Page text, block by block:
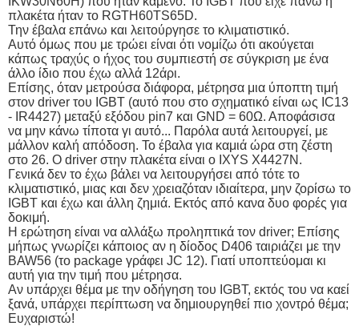
πλακέτα ήταν το RGTH60TS65D.
Την έβαλα επάνω και λειτούργησε το κλιματιστικό.
Αυτό όμως που με τρώει είναι ότι νομίζω ότι ακούγεται
κάπως τραχύς ο ήχος του συμπιεστή σε σύγκριση με ένα
άλλο ίδιο που έχω αλλά 12άρι.
Επίσης, όταν μετρούσα διάφορα, μέτρησα μια ύποπτη τιμή
στον driver του IGBT (αυτό που στο σχηματικό είναι ως IC13
- IR4427) μεταξύ εξόδου pin7 και GND = 60Ω. Αποφάσισα
να μην κάνω τίποτα γι αυτό... Παρόλα αυτά λειτουργεί, με
μάλλον καλή απόδοση. Το έβαλα για καμιά ώρα στη ζέστη
στο 26. Ο driver στην πλακέτα είναι ο IXYS X4427N.
Γενικά δεν το έχω βάλει να λειτουργήσει από τότε το
κλιματιστικό, μιας και δεν χρειαζόταν ιδιαίτερα, μην ζορίσω το
IGBT και έχω και άλλη ζημιά. Εκτός από κανα δυο φορές για
δοκιμή.
Η ερώτηση είναι να αλλάξω προληπτικά τον driver; Επίσης
μήπως γνωρίζει κάποιος αν η δίοδος D406 ταιριάζει με την
BAW56 (το package γράφει JC 12). Γιατί υποπτεύομαι κι
αυτή για την τιμή που μέτρησα.
Αν υπάρχει θέμα με την οδήγηση του IGBT, εκτός του να καεί
ξανά, υπάρχει περίπτωση να δημιουργηθεί πιο χοντρό θέμα;
Ευχαριστώ!